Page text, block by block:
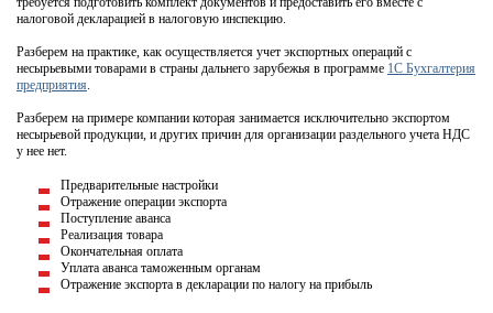
налоговой декларацией в налоговую инспекцию.
Разберем на практике, как осуществляется учет экспортных операций с
несырьевыми товарами в страны дальнего зарубежья в программе 1С Бухгалтерия
предприятия.
Разберем на примере компании которая занимается исключительно экспортом
несырьевой продукции, и других причин для организации раздельного учета НДС
у нее нет.
Предварительные настройки
Отражение операции экспорта
Поступление аванса
Реализация товара
Окончательная оплата
Уплата аванса таможенным органам
Отражение экспорта в декларации по налогу на прибыль